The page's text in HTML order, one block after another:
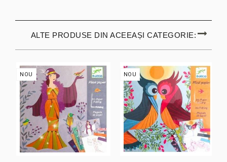
ALTE PRODUSE DIN ACEEAȘI CATEGORIE:
NOU NOU